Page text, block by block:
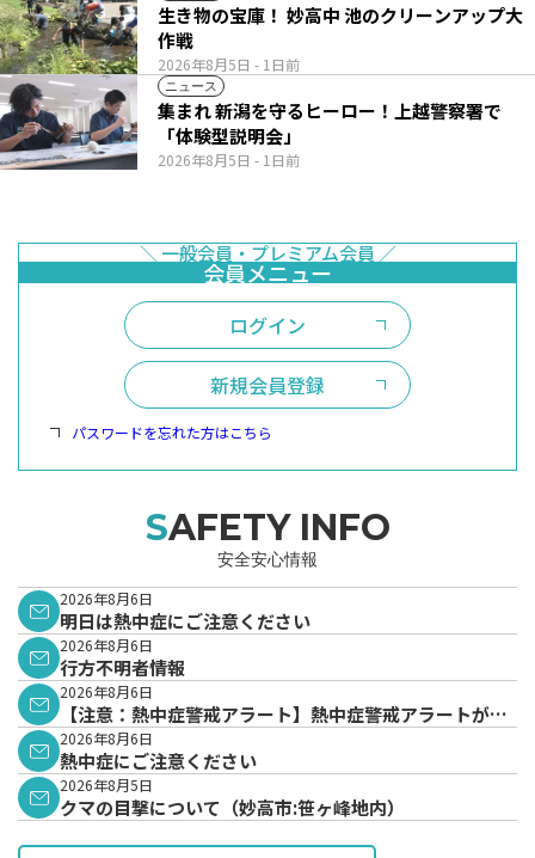
2026年8月5日 - 1日前
生き物の宝庫！ 妙高中 池のクリーンアップ大
作戦
ニュース
2026年8月5日 - 1日前
集まれ 新潟を守るヒーロー！上越警察署で
「体験型説明会」
ログイン
新規会員登録
パスワードを忘れた方はこちら
SAFETY INFO
安全安心情報
2026年8月6日
明日は熱中症にご注意ください
2026年8月6日
行方不明者情報
2026年8月6日
【注意：熱中症警戒アラート】熱中症警戒アラートが発
表されています。
2026年8月6日
熱中症にご注意ください
2026年8月5日
クマの目撃について（妙高市:笹ヶ峰地内）